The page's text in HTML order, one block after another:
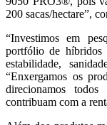
200 sacas/hectare”,
“Investimos em
portfólio de híbridos
estabilidade,
“Enxergamos os
direcionamos
contribuam com a